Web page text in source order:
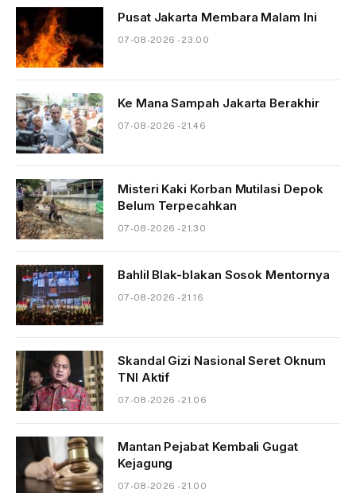
Pusat Jakarta Membara Malam Ini
07-08-2026 - 23.00
Ke Mana Sampah Jakarta Berakhir
07-08-2026 - 21.46
Misteri Kaki Korban Mutilasi Depok
Belum Terpecahkan
07-08-2026 - 21.30
Bahlil Blak-blakan Sosok Mentornya
07-08-2026 - 21.16
Skandal Gizi Nasional Seret Oknum
TNI Aktif
07-08-2026 - 21.06
Mantan Pejabat Kembali Gugat
Kejagung
07-08-2026 - 21.00